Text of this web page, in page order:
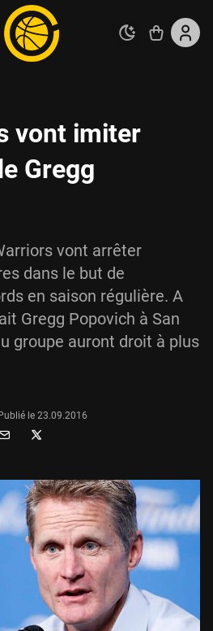
vont imiter
Gregg
vont arrêter
dans le but de
en saison régulière. A
Gregg Popovich à San
groupe auront droit à plus
Publié le 23.09.2016